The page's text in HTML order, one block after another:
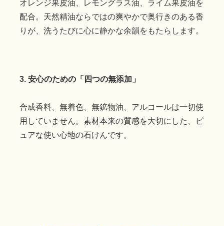
オレンジ果皮油、レモングラス油、ライム果皮油を
配合。天然精油ならではの爽やかで奥行きのある香
りが、洗うたびに心に静かな余韻をもたらします。
3. 安心のための「四つの無添加」
合成香料、無着色、無鉱物油、アルコールは一切使
用していません。素材本来の質感を大切にした、ピ
ュアな使い心地の石けんです。